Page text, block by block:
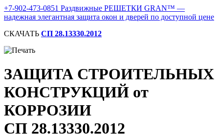
+7-902-473-0851 Раздвижные РЕШЕТКИ GRAN™ —
надежная элегантная защита окон и дверей по доступной цене
СКАЧАТЬ СП 28.13330.2012
ЗАЩИТА СТРОИТЕЛЬНЫХ
КОНСТРУКЦИЙ от
КОРРОЗИИ
СП 28.13330.2012